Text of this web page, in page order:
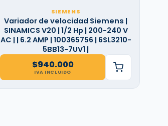
SIEMENS
Variador de velocidad Siemens |
SINAMICS V20 | 1/2 Hp | 200-240 V
AC | | 6.2 AMP | 100365756 | 6SL3210-
5BB13-7UV1 |
$940.000
IVA INCLUIDO